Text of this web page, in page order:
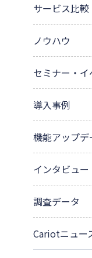
サービス比較
ノウハウ
セミナー・
導入事例
機能アップデ
インタビュー
調査データ
Cariotニュー